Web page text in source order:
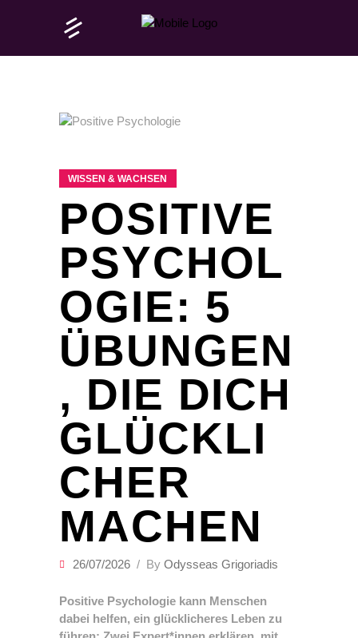
WISSEN & WACHSEN
POSITIVE
PSYCHOL
OGIE: 5
ÜBUNGEN
, DIE DICH
GLÜCKLI
CHER
MACHEN
26/07/2026 By Odysseas Grigoriadis
Positive Psychologie kann Menschen
dabei helfen, ein glücklicheres Leben zu